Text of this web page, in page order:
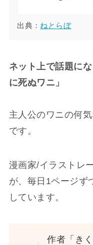
出典： ねとらぼ
ネット上で話題に
に死ぬワニ」
主人公のワニの何
です。
漫画家/イラストレ
が、毎日1ページず
しています。
作者「き